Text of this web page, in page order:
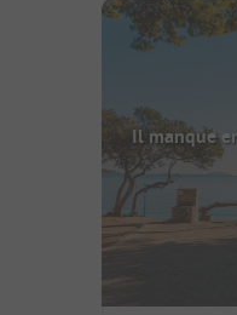
Il manque